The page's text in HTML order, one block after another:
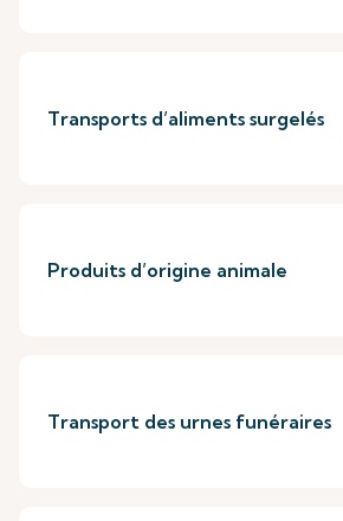
Transports d’aliments surgelés
Produits d’origine animale
Transport des urnes funéraires